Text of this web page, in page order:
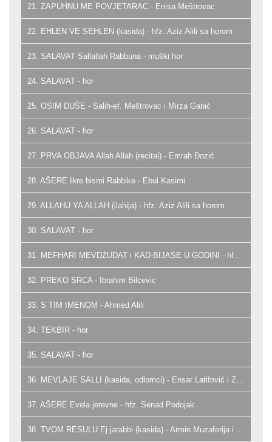
21. ZAPUHNU ME POVJETARAC - Enisa Meštrovac
22. EHLEN VE SEHLEN (kasida) - hfz. Aziz Alili sa horom
23. SALAVAT Sallallah Rabbuna - muški hor
24. SALAVAT - hor
25. OSIM DUŠE - Salih-ef. Meštrovac i Mirza Ganić
26. SALAVAT - hor
27. PRVA OBJAVA Allah Allah (recital) - Emrah Đozić
28. AŠERE Ikre bismi Rabbike - Ebul Kasimi
29. ALLAHU YA ALLAH (ilahija) - hfz. Aziz Alili sa horom
30. SALAVAT - hor
32. PREKO SRCA - Ibrahim Bilcevic
33. S TIM IMENOM - Ahmed Alili
34. TEKBIR - hor
35. SALAVAT - hor
37. AŠERE Evela jerevne - hfz. Senad Podojak